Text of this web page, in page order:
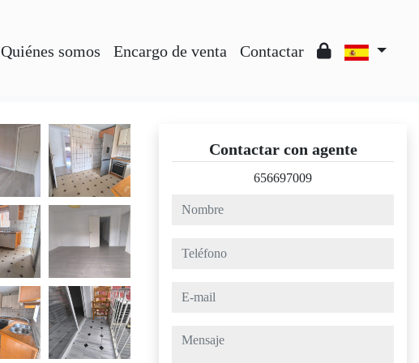
Quiénes somos Encargo de venta Contactar
Contactar con agente
656697009
nombre
teléfono
e-mail
mensaje